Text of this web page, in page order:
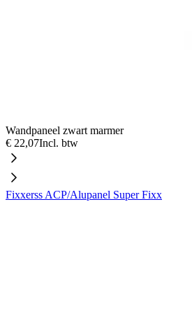
Wandpaneel zwart marmer
€ 22,07Incl. btw
Fixxerss ACP/Alupanel Super Fixx